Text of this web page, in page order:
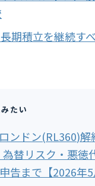
期積立を継続す
たい
ンドン(RL360)解
為替リスク・悪徳
告まで【2026年5